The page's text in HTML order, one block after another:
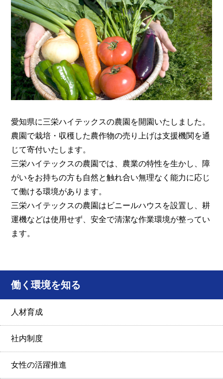
愛知県に三栄ハイテックスの農園を開園いたしました。
農園で栽培・収穫した農作物の売り上げは支援機関を通
じて寄付いたします。
三栄ハイテックスの農園では、農業の特性を生かし、障
がいをお持ちの方も自然と触れ合い無理なく能力に応じ
て働ける環境があります。
三栄ハイテックスの農園はビニールハウスを設置し、耕
運機などは使用せず、安全で清潔な作業環境が整ってい
ます。
働く環境を知る
人材育成
社内制度
女性の活躍推進